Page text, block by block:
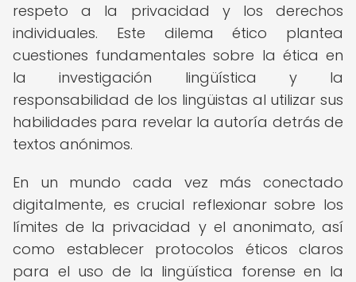
respeto a la privacidad y los derechos
individuales. Este dilema ético plantea
cuestiones fundamentales sobre la ética en
la investigación lingüística y la
responsabilidad de los lingüistas al utilizar sus
habilidades para revelar la autoría detrás de
textos anónimos.
En un mundo cada vez más conectado
digitalmente, es crucial reflexionar sobre los
límites de la privacidad y el anonimato, así
como establecer protocolos éticos claros
para el uso de la lingüística forense en la